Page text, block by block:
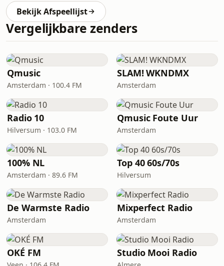
Bekijk Afspeellijst
Vergelijkbare zenders
Qmusic
Amsterdam · 100.4 FM
SLAM! WKNDMX
Amsterdam
Radio 10
Hilversum · 103.0 FM
Qmusic Foute Uur
Amsterdam
100% NL
Amsterdam · 89.6 FM
Top 40 60s/70s
Hilversum
De Warmste Radio
Amsterdam
Mixperfect Radio
Amsterdam
OKÉ FM Studio Mooi Radio